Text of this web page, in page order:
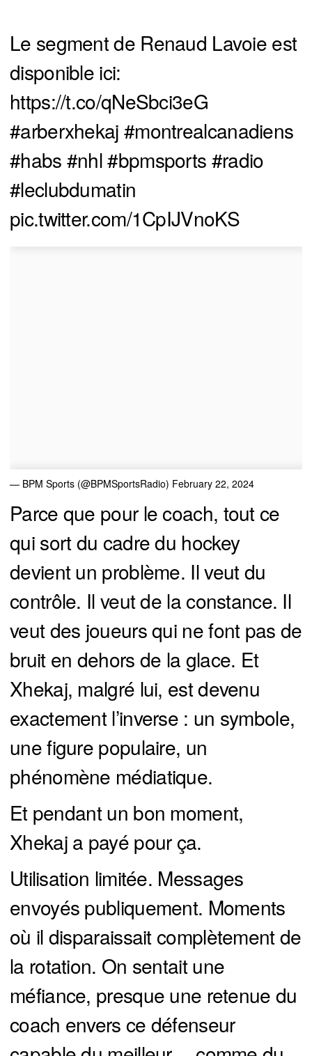
Le segment de Renaud Lavoie est
disponible ici:
https://t.co/qNeSbci3eG
#arberxhekaj #montrealcanadiens
#habs #nhl#bpmsports #radio
#leclubdumatin
pic.twitter.com/1CpIJVnoKS
— BPM Sports (@BPMSportsRadio) February 22, 2024
Parce que pour le coach, tout ce
qui sort du cadre du hockey
devient un problème. Il veut du
contrôle. Il veut de la constance. Il
veut des joueurs qui ne font pas de
bruit en dehors de la glace. Et
Xhekaj, malgré lui, est devenu
exactement l’inverse : un symbole,
une figure populaire, un
phénomène médiatique.
Et pendant un bon moment,
Xhekaj a payé pour ça.
Utilisation limitée. Messages
envoyés publiquement. Moments
où il disparaissait complètement de
la rotation. On sentait une
méfiance, presque une retenue du
coach envers ce défenseur